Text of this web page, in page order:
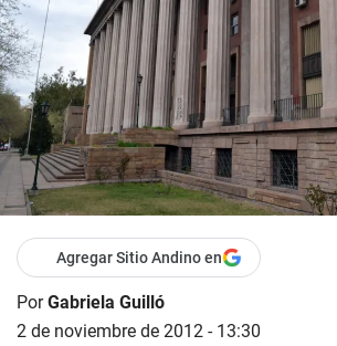
Agregar Sitio Andino en
PorGabriela Guilló
2 de noviembre de 2012 - 13:30